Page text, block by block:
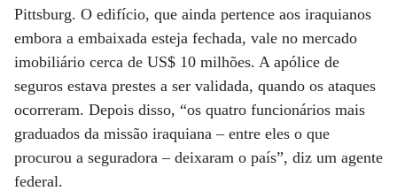
Pittsburg. O edifício, que ainda pertence aos iraquianos
embora a embaixada esteja fechada, vale no mercado
imobiliário cerca de US$ 10 milhões. A apólice de
seguros estava prestes a ser validada, quando os ataques
ocorreram. Depois disso, “os quatro funcionários mais
graduados da missão iraquiana – entre eles o que
procurou a seguradora – deixaram o país”, diz um agente
federal.